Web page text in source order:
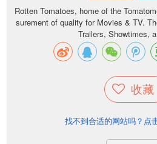
Rotten Tomatoes, home of the
surement of quality for Movies & TV.
Trailers, Showtimes,
收藏
找不到合适的网站吗？点